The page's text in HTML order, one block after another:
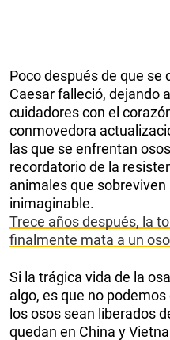
Poco después de que se
Caesar falleció, dejando
cuidadores con el
conmovedora
las que se enfrentan
recordatorio de la
animales que sobreviven
inimaginable.
Trece años después, la
finalmente mata a un
Si la trágica vida de la
algo, es que no
los osos sean liberados
quedan en China y